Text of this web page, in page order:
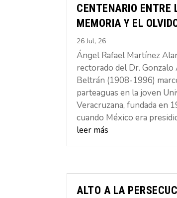
CENTENARIO ENTRE
MEMORIA Y EL
26 Jul, 26
Ángel Rafael Martínez
rectorado del Dr.
Beltrán (1908-1996)
parteaguas en la joven
Veracruzana, fundada en
cuando México era
leer más
ALTO A LA